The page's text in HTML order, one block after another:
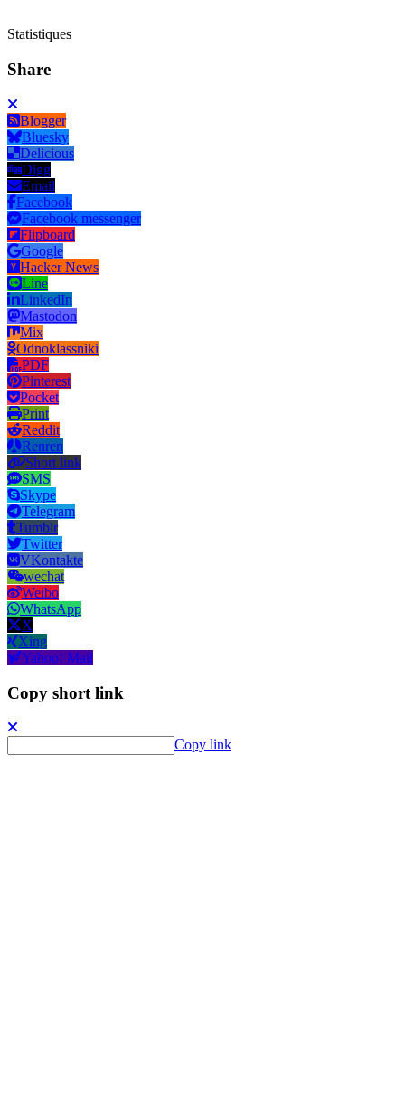
Statistiques
Share
Blogger
Bluesky
Delicious
Digg
Email
Facebook
Facebook messenger
Flipboard
Google
Hacker News
Line
LinkedIn
Mastodon
Mix
Odnoklassniki
PDF
Pinterest
Pocket
Print
Reddit
Renren
Short link
SMS
Skype
Telegram
Tumblr
Twitter
VKontakte
wechat
Weibo
WhatsApp
X
Xing
Yahoo! Mail
Copy short link
Copy link